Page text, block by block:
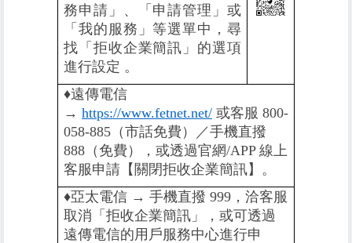
務申請」、「申請管理」或
「我的服務」等選單中，尋
找「拒收企業簡訊」的選項
進行設定 。
♦️遠傳電信
→ https://www.fetnet.net/ 或客服 800-
058-885（市話免費）／手機直撥
888（免費），或透過官網/APP 線上
客服申請【關閉拒收企業簡訊】。
♦️️亞太電信 → 手機直撥 999，洽客服
取消「拒收企業簡訊」，或可透過
遠傳電信的用戶服務中心進行申